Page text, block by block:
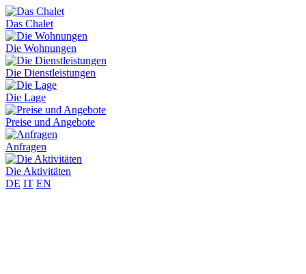
Das Chalet
Die Wohnungen
Die Dienstleistungen
Die Lage
Preise und Angebote
Anfragen
Die Aktivitäten
DE IT EN